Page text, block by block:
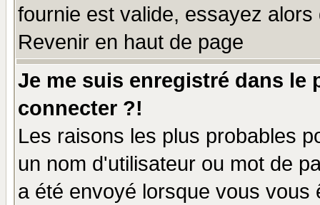
fournie est valide, essayez
Revenir en haut de page
Je me suis enregistré dans le
connecter ?!
Les raisons les plus probables
un nom d'utilisateur ou mot de
a été envoyé lorsque vous